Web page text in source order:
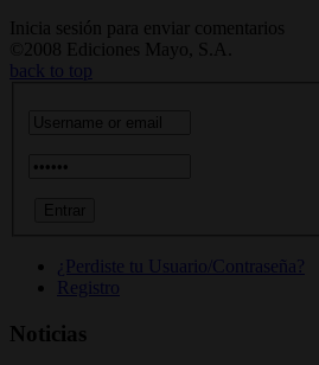
Inicia sesión para enviar comentarios
©2008 Ediciones Mayo, S.A.
back to top
¿Perdiste tu Usuario/Contraseña?
Registro
Noticias